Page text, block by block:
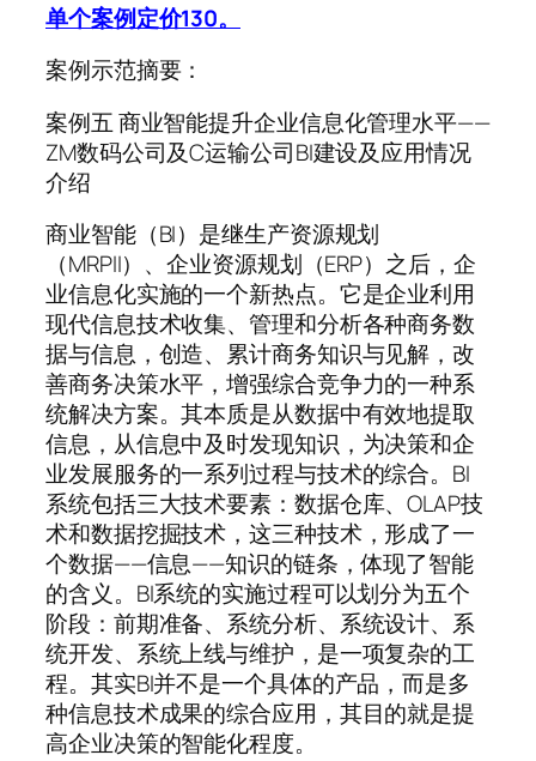
单个案例定价130。
案例示范摘要：
案例五 商业智能提升企业信息化管理水平——
ZM数码公司及C运输公司BI建设及应用情况
介绍
商业智能（BI）是继生产资源规划
（MRPII）、企业资源规划（ERP）之后，企
业信息化实施的一个新热点。它是企业利用
现代信息技术收集、管理和分析各种商务数
据与信息，创造、累计商务知识与见解，改
善商务决策水平，增强综合竞争力的一种系
统解决方案。其本质是从数据中有效地提取
信息，从信息中及时发现知识，为决策和企
业发展服务的一系列过程与技术的综合。BI
系统包括三大技术要素：数据仓库、OLAP技
术和数据挖掘技术，这三种技术，形成了一
个数据——信息——知识的链条，体现了智能
的含义。BI系统的实施过程可以划分为五个
阶段：前期准备、系统分析、系统设计、系
统开发、系统上线与维护，是一项复杂的工
程。其实BI并不是一个具体的产品，而是多
种信息技术成果的综合应用，其目的就是提
高企业决策的智能化程度。